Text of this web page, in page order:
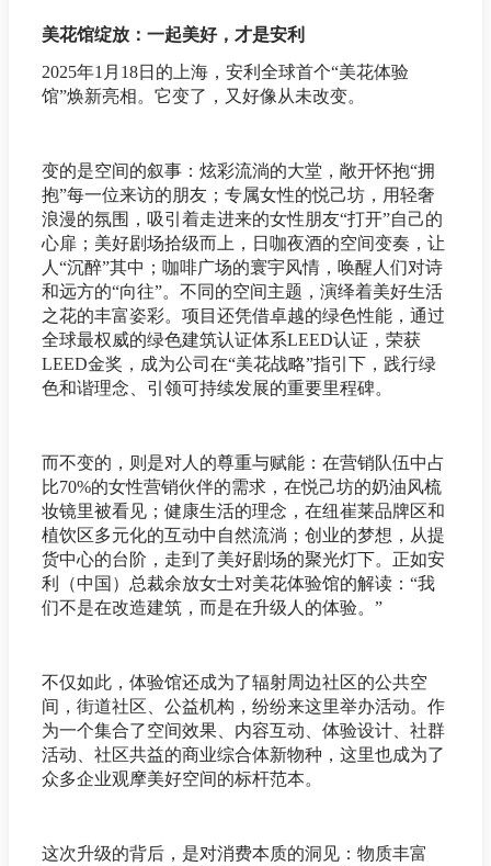
美花馆绽放：一起美好，才是安利
2025年1月18日的上海，安利全球首个“美花体验
馆”焕新亮相。它变了，又好像从未改变。
变的是空间的叙事：炫彩流淌的大堂，敞开怀抱“拥
抱”每一位来访的朋友；专属女性的悦己坊，用轻奢
浪漫的氛围，吸引着走进来的女性朋友“打开”自己的
心扉；美好剧场拾级而上，日咖夜酒的空间变奏，让
人“沉醉”其中；咖啡广场的寰宇风情，唤醒人们对诗
和远方的“向往”。不同的空间主题，演绎着美好生活
之花的丰富姿彩。项目还凭借卓越的绿色性能，通过
全球最权威的绿色建筑认证体系LEED认证，荣获
LEED金奖，成为公司在“美花战略”指引下，践行绿
色和谐理念、引领可持续发展的重要里程碑。
而不变的，则是对人的尊重与赋能：在营销队伍中占
比70%的女性营销伙伴的需求，在悦己坊的奶油风梳
妆镜里被看见；健康生活的理念，在纽崔莱品牌区和
植饮区多元化的互动中自然流淌；创业的梦想，从提
货中心的台阶，走到了美好剧场的聚光灯下。正如安
利（中国）总裁余放女士对美花体验馆的解读：“我
们不是在改造建筑，而是在升级人的体验。”
不仅如此，体验馆还成为了辐射周边社区的公共空
间，街道社区、公益机构，纷纷来这里举办活动。作
为一个集合了空间效果、内容互动、体验设计、社群
活动、社区共益的商业综合体新物种，这里也成为了
众多企业观摩美好空间的标杆范本。
这次升级的背后，是对消费本质的洞见：物质丰富